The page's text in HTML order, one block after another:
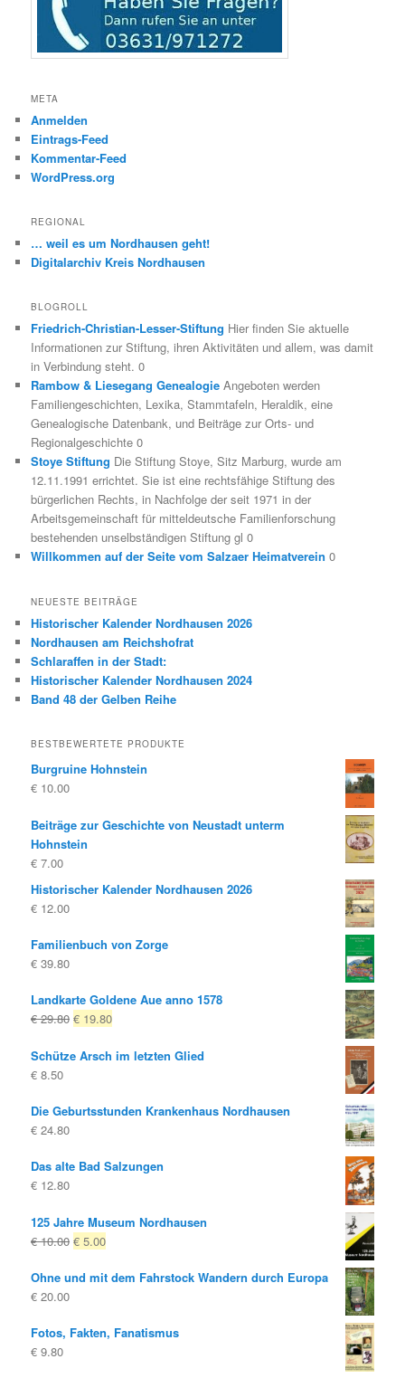
META
Anmelden
Eintrags-Feed
Kommentar-Feed
WordPress.org
REGIONAL
… weil es um Nordhausen geht!
Digitalarchiv Kreis Nordhausen
BLOGROLL
Friedrich-Christian-Lesser-Stiftung Hier finden Sie aktuelle
Informationen zur Stiftung, ihren Aktivitäten und allem, was damit
in Verbindung steht. 0
Rambow & Liesegang Genealogie Angeboten werden
Familiengeschichten, Lexika, Stammtafeln, Heraldik, eine
Genealogische Datenbank, und Beiträge zur Orts- und
Regionalgeschichte 0
Stoye Stiftung Die Stiftung Stoye, Sitz Marburg, wurde am
12.11.1991 errichtet. Sie ist eine rechtsfähige Stiftung des
bürgerlichen Rechts, in Nachfolge der seit 1971 in der
Arbeitsgemeinschaft für mitteldeutsche Familienforschung
bestehenden unselbständigen Stiftung gl 0
Willkommen auf der Seite vom Salzaer Heimatverein 0
NEUESTE BEITRÄGE
Historischer Kalender Nordhausen 2026
Nordhausen am Reichshofrat
Schlaraffen in der Stadt:
Historischer Kalender Nordhausen 2024
Band 48 der Gelben Reihe
BESTBEWERTETE PRODUKTE
Burgruine Hohnstein
€ 10.00
Beiträge zur Geschichte von Neustadt unterm
Hohnstein
€ 7.00
Historischer Kalender Nordhausen 2026
€ 12.00
Familienbuch von Zorge
€ 39.80
Landkarte Goldene Aue anno 1578
€29.80 Ursprünglicher
war:
€ 19.80Aktueller
ist:
Schütze Arsch im letzten Glied
€ 8.50
Die Geburtsstunden Krankenhaus Nordhausen
€ 24.80
Das alte Bad Salzungen
€ 12.80
125 Jahre Museum Nordhausen
€10.00 Ursprünglicher
war:
€ 5.00Aktueller
ist:
Ohne und mit dem Fahrstock Wandern durch Europa
€ 20.00
Fotos, Fakten, Fanatismus
€ 9.80